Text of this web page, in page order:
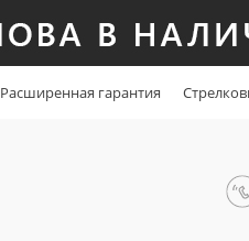
Расширенная гарантия